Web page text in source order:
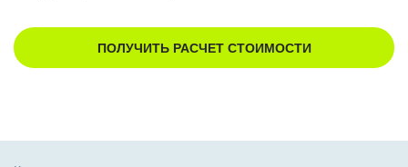
ПОЛУЧИТЬ РАСЧЕТ СТОИМОСТИ